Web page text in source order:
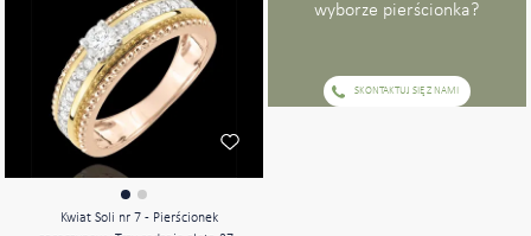
Kwiat Soli nr 7 - Pierścionek
wyborze pierścionka?
SKONTAKTUJ SIĘ Z NAMI